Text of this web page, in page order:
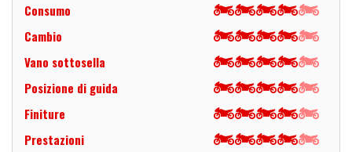
Consumo
Cambio
Vano sottosella
Posizione di guida
Finiture
Prestazioni